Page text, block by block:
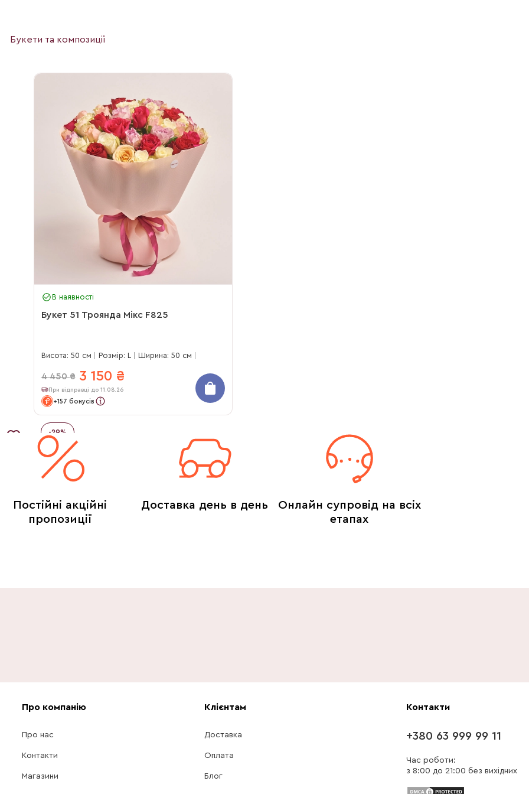
Букети та композиції
В наявності
Букет 51 Троянда Мікс F825
Висота: 50 см Розмір: L Ширина: 50 см
4 450 ₴ 3 150 ₴
При відправці до 11.08.26
+157 бонусів
-29%
Постійні акційні
пропозиції
Доставка день в день
Онлайн супровід на всіх
етапах
Про компанію
Про нас
Контакти
Магазини
Клієнтам
Доставка
Оплата
Блог
Контакти
+380 63 999 99 11
Час роботи:
з 8:00 до 21:00 без вихідних